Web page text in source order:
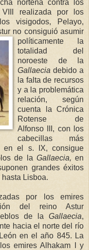
norteña contra los
realizada por los
visigodos, Pelayo,
no consiguióasumir
políticamente la
totalidad del
noroeste de
la
Gallaecia debido a
la falta de recursos
y a la problemática
relación, según
cuenta
la Crónica
Rotense de
Alfonso III, con los
cabecillas más
en el s. IX, consigue
de
la Gallaecia, en
grandes éxitos
Lisboa.
por los emires
del reino Astur
de
la Gallaecia,
hacia el norte del río
en el año 845. La
emires Alhakam I y